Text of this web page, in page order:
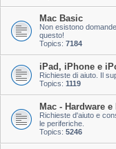
Mac Basic
Non esistono
questo!
Topics: 7184
iPad, iPhone e
Richieste di aiuto. Il
Topics: 1119
Mac - Hardware
Richieste d'aiuto e
le periferiche.
Topics: 5246